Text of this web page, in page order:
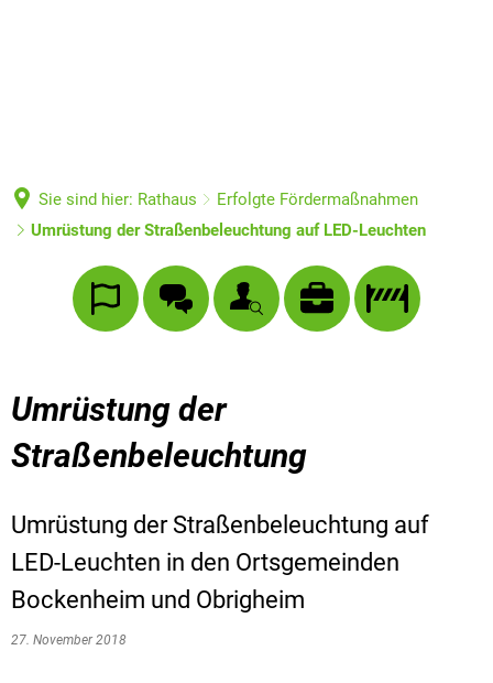
Sie sind hier: Rathaus
Erfolgte Fördermaßnahmen
Umrüstung der Straßenbeleuchtung auf LED-Leuchten
Umrüstung der
Straßenbeleuchtung
Umrüstung der Straßenbeleuchtung auf
LED-Leuchten in den Ortsgemeinden
Bockenheim und Obrigheim
27. November 2018